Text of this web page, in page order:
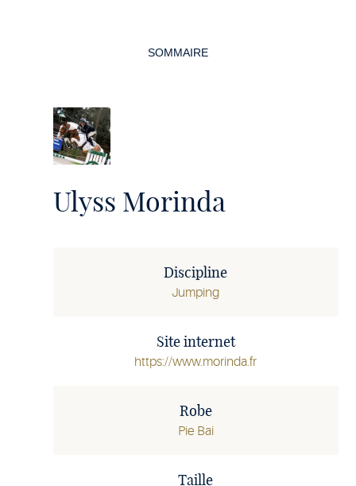
Ulyss Morinda
Discipline
Jumping
Site internet
https://www.morinda.fr
Robe
Pie Bai
Taille
SOMMAIRE